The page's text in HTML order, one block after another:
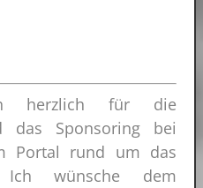
herzlich für die
das Sponsoring bei
Portal rund um das
Ich wünsche dem